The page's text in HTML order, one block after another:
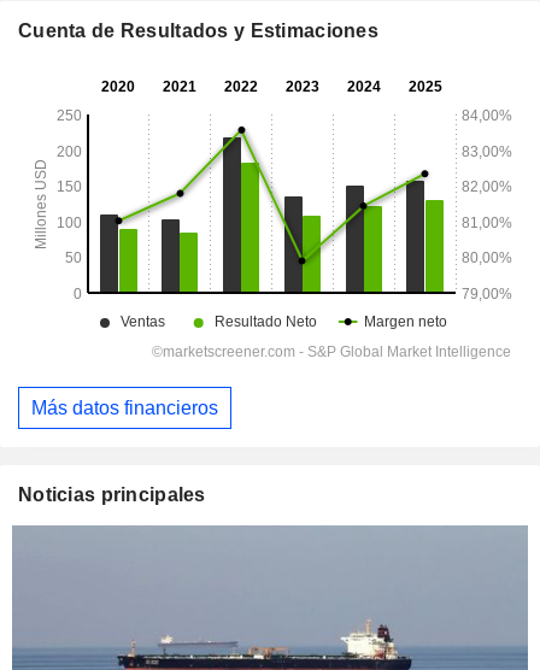
Cuenta de Resultados y Estimaciones
Más datos financieros
Noticias principales